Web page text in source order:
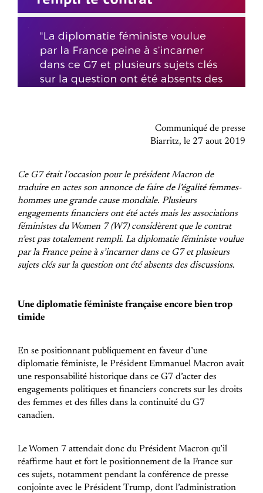
Communiqué de presse
Biarritz, le 27 aout 2019
Ce G7 était l’occasion pour le président Macron de
traduire en actes son annonce de faire de l’égalité femmes-
hommes une grande cause mondiale. Plusieurs
engagements financiers ont été actés mais les associations
féministes du Women 7 (W7) considèrent que le contrat
n’est pas totalement rempli. La diplomatie féministe voulue
par la France peine à s’incarner dans ce G7 et plusieurs
sujets clés sur la question ont été absents des discussions.
Une diplomatie féministe française encore bien trop
timide
En se positionnant publiquement en faveur d’une
diplomatie féministe, le Président Emmanuel Macron avait
une responsabilité historique dans ce G7 d’acter des
engagements politiques et financiers concrets sur les droits
des femmes et des filles dans la continuité du G7
canadien.
Le Women 7 attendait donc du Président Macron qu’il
réaffirme haut et fort le positionnement de la France sur
ces sujets, notamment pendant la conférence de presse
conjointe avec le Président Trump, dont l’administration